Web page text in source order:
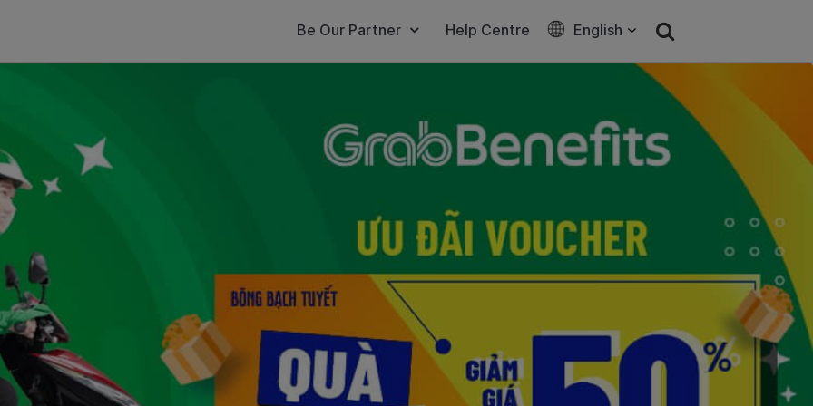
Be Our Partner Help Centre English